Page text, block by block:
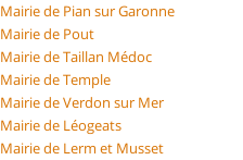
Mairie de Pian sur Garonne
Mairie de Pout
Mairie de Taillan Médoc
Mairie de Temple
Mairie de Verdon sur Mer
Mairie de Léogeats
Mairie de Lerm et Musset